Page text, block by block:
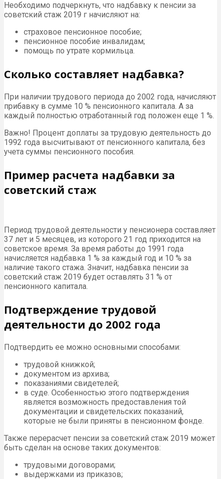
Необходимо подчеркнуть, что надбавку к пенсии за
советский стаж 2019 г начисляют на:
страховое пенсионное пособие;
пенсионное пособие инвалидам;
помощь по утрате кормильца.
Сколько составляет надбавка?
При наличии трудового периода до 2002 года, начисляют
прибавку в сумме 10 % пенсионного капитала. А за
каждый полностью отработанный год положен еще 1 %.
Важно! Процент доплаты за трудовую деятельность до
1992 года высчитывают от пенсионного капитала, без
учета суммы пенсионного пособия.
Пример расчета надбавки за
советский стаж
Период трудовой деятельности у пенсионера составляет
37 лет и 5 месяцев, из которого 21 год приходится на
советское время. За время работы до 1991 года
начисляется надбавка 1 % за каждый год и 10 % за
наличие такого стажа. Значит, надбавка пенсии за
советский стаж 2019 будет оставлять 31 % от
пенсионного капитала.
Подтверждение трудовой
деятельности до 2002 года
Подтвердить ее можно основными способами:
трудовой книжкой;
документом из архива;
показаниями свидетелей;
в суде. Особенностью этого подтверждения
является возможность предоставления той
документации и свидетельских показаний,
которые не были приняты в пенсионном фонде.
Также перерасчет пенсии за советский стаж 2019 может
быть сделан на основе таких документов:
трудовыми договорами;
выдержками из приказов;